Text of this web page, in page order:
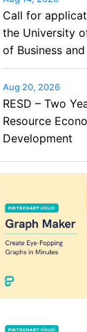
Call for
the University
of Business
Aug 20, 2026
RESD – Two
Resource
Development